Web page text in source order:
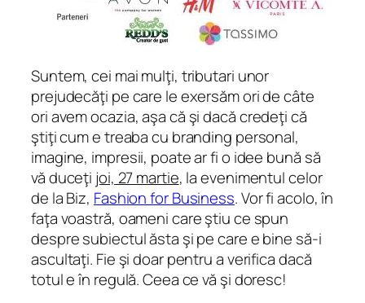
Suntem, cei mai mulţi, tributari unor
prejudecăţi pe care le exersăm ori de câte
ori avem ocazia, aşa că şi dacă credeţi că
ştiţi cum e treaba cu branding personal,
imagine, impresii, poate ar fi o idee bună să
vă duceţi joi, 27 martie, la evenimentul celor
de la Biz, Fashion for Business. Vor fi acolo, în
faţa voastră, oameni care ştiu ce spun
despre subiectul ăsta şi pe care e bine să-i
ascultaţi. Fie şi doar pentru a verifica dacă
totul e în regulă. Ceea ce vă şi doresc!